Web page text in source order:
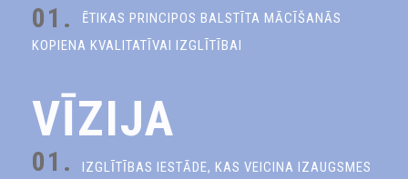
01.
ĒTIKAS PRINCIPOS BALSTĪTA MĀCĪŠANĀS
KOPIENA KVALITATĪVAI IZGLĪTĪBAI
VĪZIJA
01.
IZGLĪTĪBAS IESTĀDE, KAS VEICINA IZAUGSMES